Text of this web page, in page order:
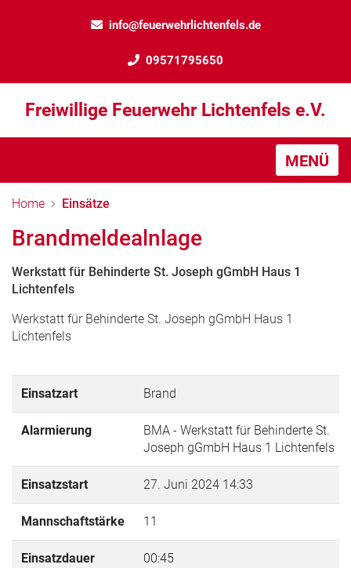
info@feuerwehrlichtenfels.de
09571795650
Freiwillige Feuerwehr Lichtenfels e.V.
MENÜ
Home Einsätze
Brandmeldealnlage
Werkstatt für Behinderte St. Joseph gGmbH Haus 1
Lichtenfels
Werkstatt für Behinderte St. Joseph gGmbH Haus 1
Lichtenfels
Einsatzart Brand
Alarmierung
BMA - Werkstatt für Behinderte St.
Joseph gGmbH Haus 1 Lichtenfels
Einsatzstart 27. Juni 2024 14:33
Mannschaftstärke 11
Einsatzdauer 00:45